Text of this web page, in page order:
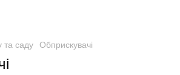
та саду Обприскувачі